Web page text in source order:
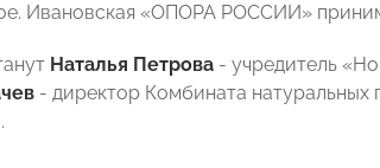
Ивановская «ОПОРА РОССИИ»
Наталья Петрова - учредитель
- директор Комбината натуральных